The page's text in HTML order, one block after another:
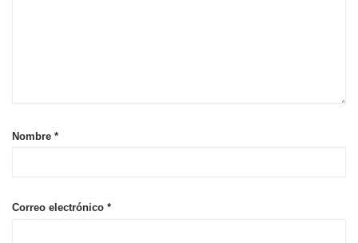
Nombre *
Correo electrónico *